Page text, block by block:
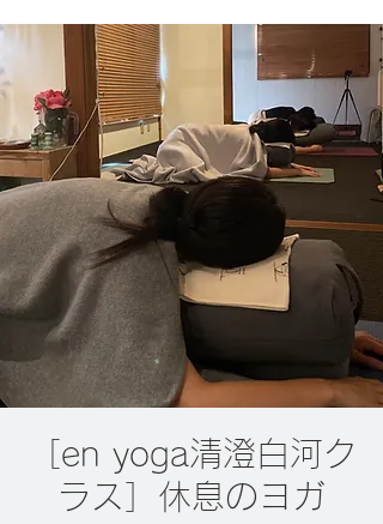
［en yoga清澄白河ク
ラス］休息のヨガ